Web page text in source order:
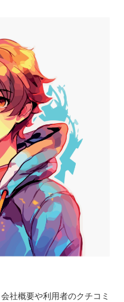
社概要や利用者のクチコミ